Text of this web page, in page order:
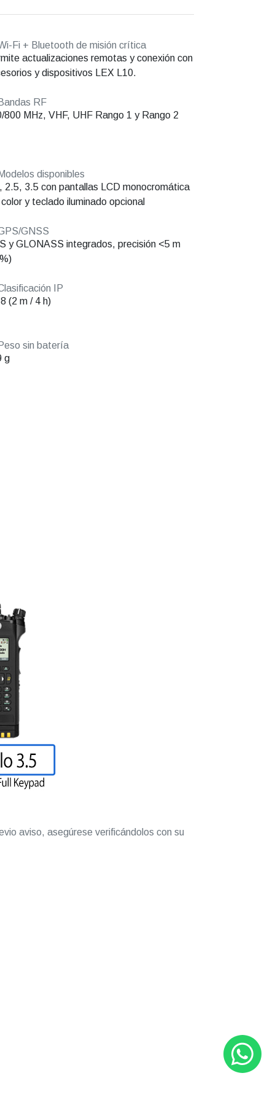
Fi + Bluetooth de misión crítica
actualizaciones remotas y conexión con
y dispositivos LEX L10.
RF
800 MHz, VHF, UHF Rango 1 y Rango 2
disponibles
2.5, 3.5 con pantallas LCD monocromática
y teclado iluminado opcional
GNSS
y GLONASS integrados, precisión <5 m
IP
(2 m / 4 h)
sin batería
g
aviso, asegúrese verificándolos con su